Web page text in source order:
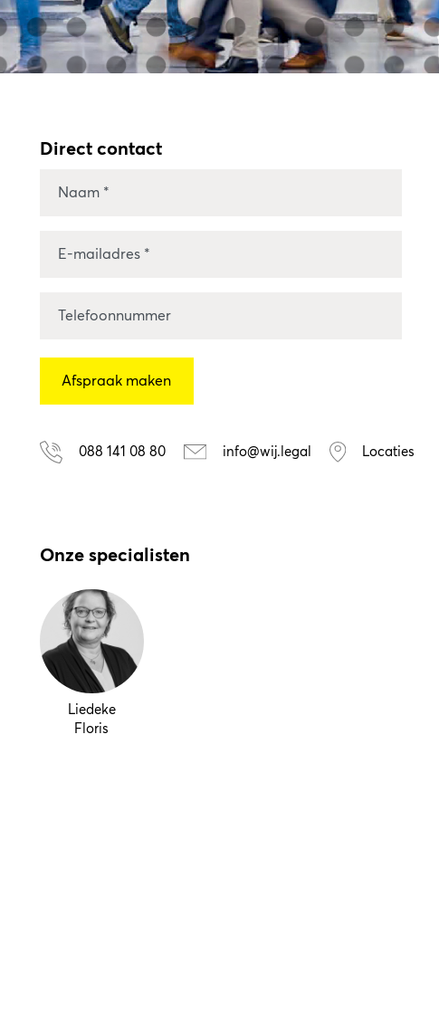
Direct contact
088 141 08 80 info@wij.legal Locaties
Onze specialisten
Liedeke
Floris